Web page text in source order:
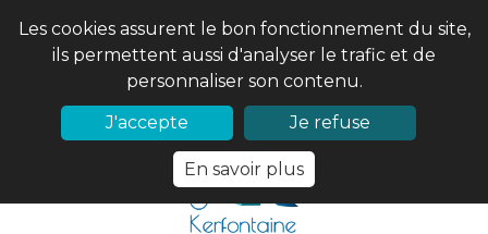
Les cookies assurent le bon fonctionnement du site,
ils permettent aussi d'analyser le trafic et de
personnaliser son contenu.
J'accepte
Je refuse
En savoir plus
02 97 56 61 18